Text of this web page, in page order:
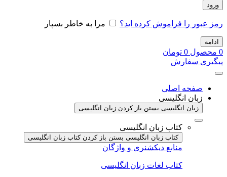
ورود
رمز عبور را فراموش کرده اید؟ مرا به خاطر بسپار
ادامه
0 محصول 0 تومان
پیگیری سفارش
صفحه اصلی
زبان انگلیسی
زبان انگلیسی بستن باز کردن زبان انگلیسی
کتاب زبان انگلیسی
کتاب زبان انگلیسی بستن باز کردن کتاب زبان انگلیسی
منابع دیکشنری و واژگان
کتاب لغات زبان انگلیسی